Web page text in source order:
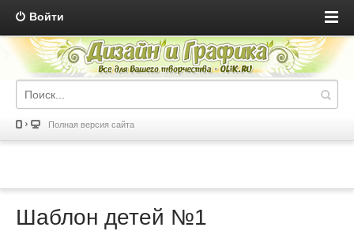
Войти
Полная версия сайта
Шаблон детей №1